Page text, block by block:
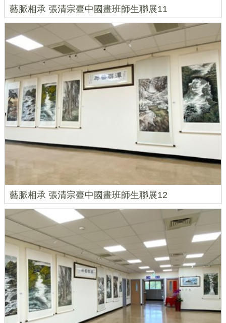
藝脈相承 張清宗臺中國畫班師生聯展11
藝脈相承 張清宗臺中國畫班師生聯展12